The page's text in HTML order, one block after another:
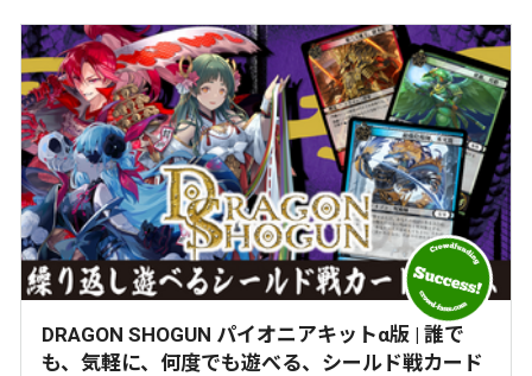
DRAGON SHOGUN パイオニアキットα版 | 誰で
も、気軽に、何度でも遊べる、シールド戦カード